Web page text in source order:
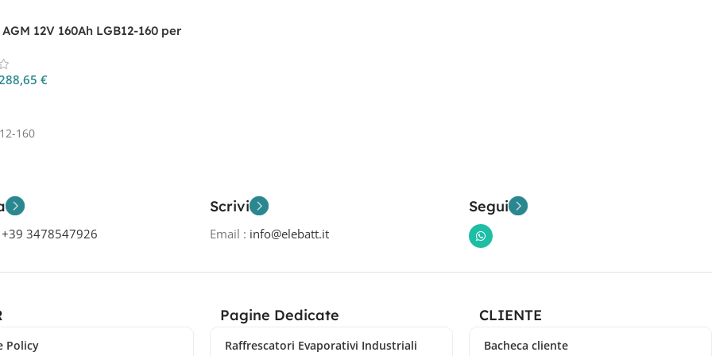
12V 160Ah LGB12-160 per
€
160
+39 3478547926
Scrivi
Email : info@elebatt.it
Segui
Policy
Pagine Dedicate
Raffrescatori Evaporativi Industriali
CLIENTE
Bacheca cliente